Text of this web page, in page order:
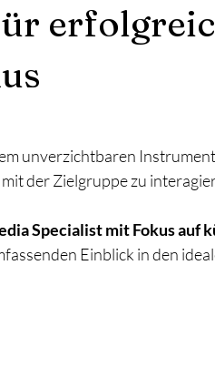
unverzichtbaren
der Zielgruppe zu
Specialist mit Fokus auf
Einblick in den